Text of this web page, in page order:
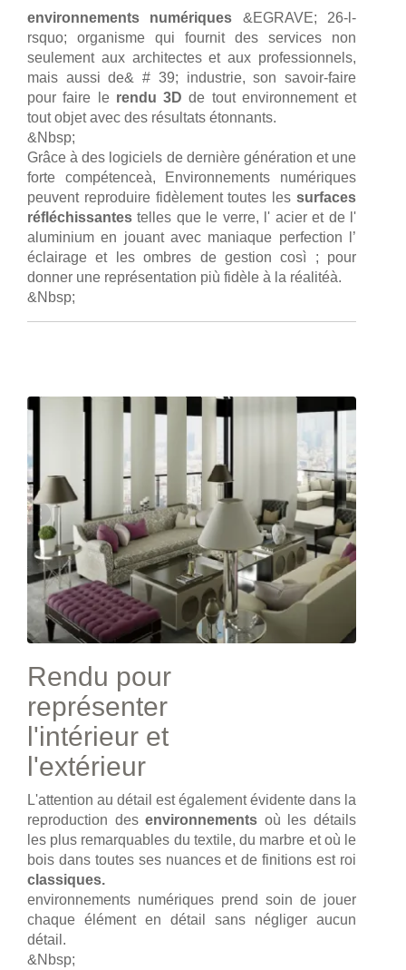
environnements numériques &EGRAVE; 26-l-
rsquo; organisme qui fournit des services non
seulement aux architectes et aux professionnels,
mais aussi de& # 39; industrie, son savoir-faire
pour faire le rendu 3D de tout environnement et
tout objet avec des résultats étonnants.
&Nbsp;
Grâce à des logiciels de dernière génération et une
forte compétenceà, Environnements numériques
peuvent reproduire fidèlement toutes les surfaces
réfléchissantes telles que le verre, l' acier et de l'
aluminium en jouant avec maniaque perfection l’
éclairage et les ombres de gestion così ; pour
donner une représentation più fidèle à la réalitéà.
&Nbsp;
Rendu pour
représenter
l'intérieur et
l'extérieur
L'attention au détail est également évidente dans la
reproduction desenvironnements où les détails
les plus remarquables du textile, du marbre et où le
bois dans toutes ses nuances et de finitions est roi
classiques.
environnements numériques prend soin de jouer
chaque élément en détail sans négliger aucun
détail.
&Nbsp;